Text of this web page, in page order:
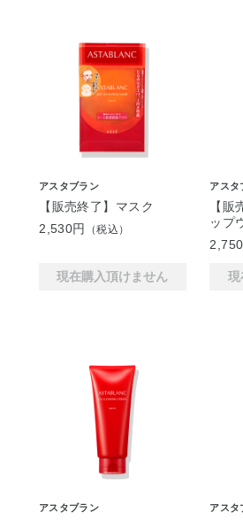
アスタブラン
【販売終了】マスク
2,530円
（税込）
現在購入頂けません
アスタ
【
ップ
現
アスタブラン アスタ